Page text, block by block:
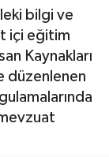
bilgi ve
içi eğitim
Kaynakları
düzenlenen